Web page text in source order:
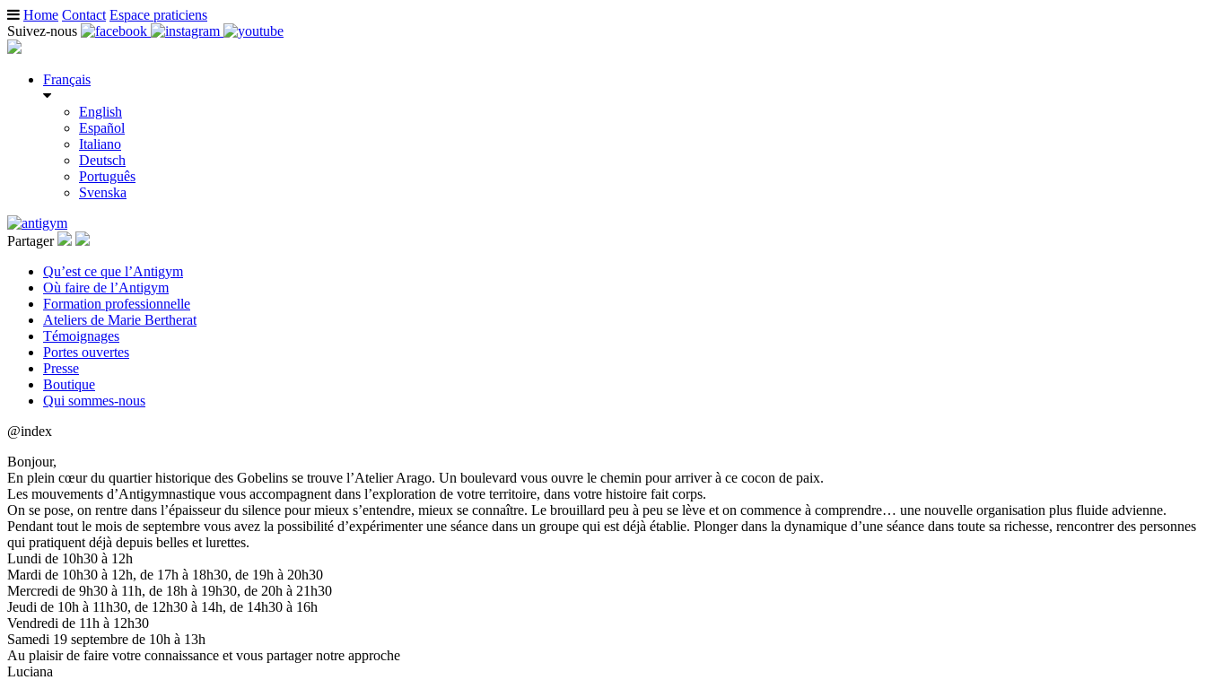
Home Contact Espace praticiens
Suivez-nous
Français
English
Español
Italiano
Deutsch
Português
Svenska
Partager
Qu’est ce que l’Antigym
Où faire de l’Antigym
Formation professionnelle
Ateliers de Marie Bertherat
Témoignages
Portes ouvertes
Presse
Boutique
Qui sommes-nous
@index
Bonjour,
En plein cœur du quartier historique des Gobelins se trouve l’Atelier Arago. Un boulevard vous ouvre le chemin pour arriver à ce cocon de paix.
Les mouvements d’Antigymnastique vous accompagnent dans l’exploration de votre territoire, dans votre histoire fait corps.
On se pose, on rentre dans l’épaisseur du silence pour mieux s’entendre, mieux se connaître. Le brouillard peu à peu se lève et on commence à comprendre… une nouvelle organisation plus fluide advienne.
Pendant tout le mois de septembre vous avez la possibilité d’expérimenter une séance dans un groupe qui est déjà établie. Plonger dans la dynamique d’une séance dans toute sa richesse, rencontrer des personnes
qui pratiquent déjà depuis belles et lurettes.
Lundi de 10h30 à 12h
Mardi de 10h30 à 12h, de 17h à 18h30, de 19h à 20h30
Mercredi de 9h30 à 11h, de 18h à 19h30, de 20h à 21h30
Jeudi de 10h à 11h30, de 12h30 à 14h, de 14h30 à 16h
Vendredi de 11h à 12h30
Samedi 19 septembre de 10h à 13h
Au plaisir de faire votre connaissance et vous partager notre approche
Luciana